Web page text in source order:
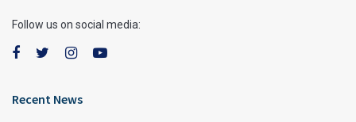
Follow us on social media:
Recent News